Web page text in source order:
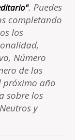
. Puedes
completando
los
Número
de las
próximo año
sobre los
y